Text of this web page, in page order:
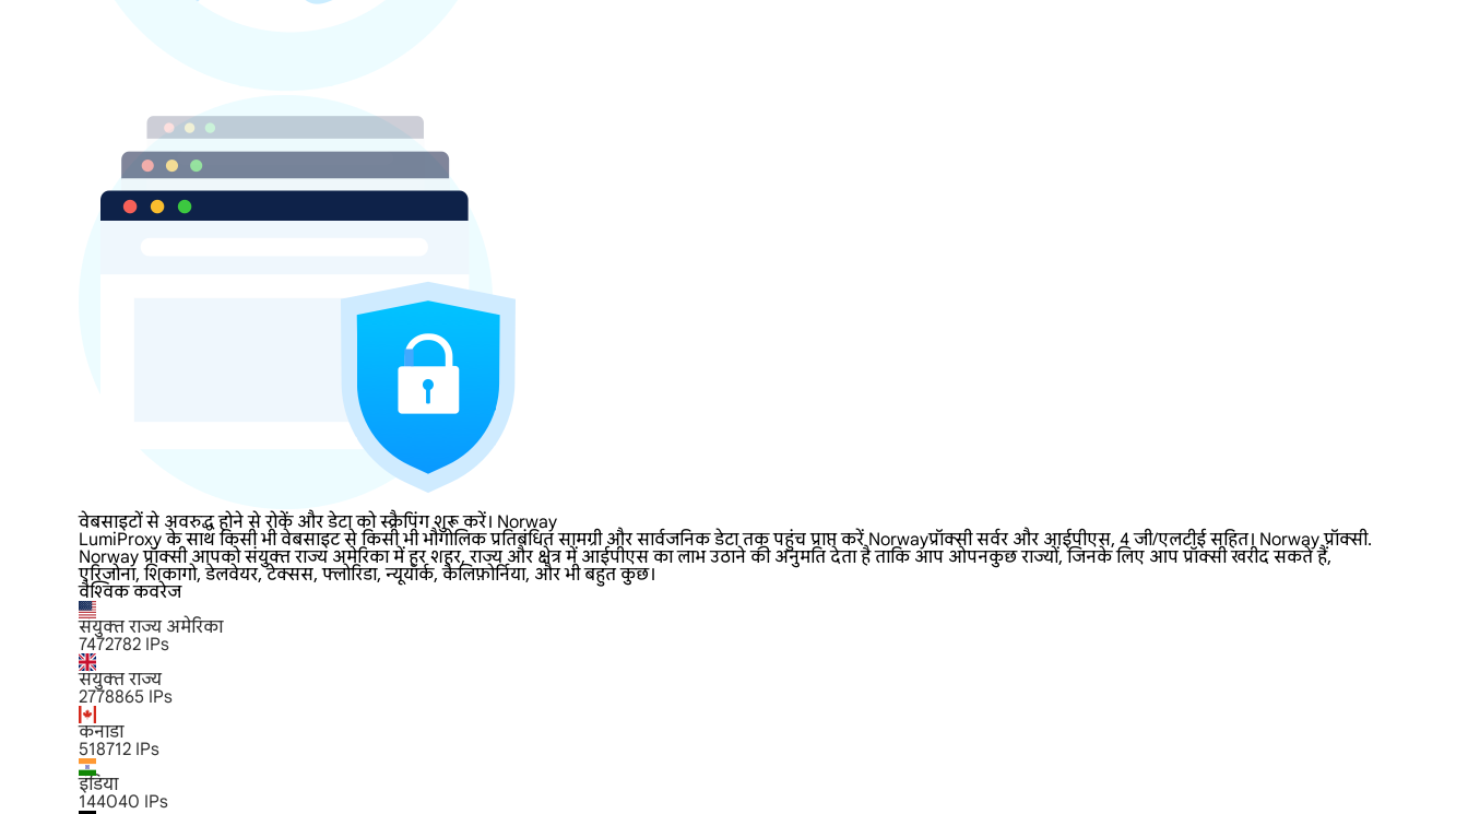
वेबसाइटों से अवरुद्ध होने से रोकें और डेटा को स्क्रैपिंग शुरू करें। Norway
LumiProxy के साथ किसी भी वेबसाइट से किसी भी भौगोलिक प्रतिबंधित सामग्री और सार्वजनिक डेटा तक पहुंच प्राप्त करें Norwayप्रॉक्सी सर्वर और आईपीएस, 4 जी/एलटीई सहित। Norway प्रॉक्सी.
Norway प्रॉक्सी आपको संयुक्त राज्य अमेरिका में हर शहर, राज्य और क्षेत्र में आईपीएस का लाभ उठाने की अनुमति देता है ताकि आप ओपनकुछ राज्यों, जिनके लिए आप प्रॉक्सी खरीद सकते हैं,
एरिजोना, शिकागो, डेलवेयर, टेक्सस, फ्लोरिडा, न्यूयॉर्क, कैलिफ़ोर्निया, और भी बहुत कुछ।
वैश्विक कवरेज
संयुक्त राज्य अमेरिका
7472782 IPs
संयुक्त राज्य
2778865 IPs
कनाडा
518712 IPs
इंडिया
144040 IPs